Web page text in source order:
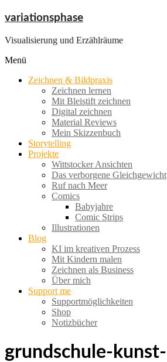
Zum
springen
variationsphase
Visualisierung und Erzählräume
Menü
Zeichnen & Bildpraxis
Zeichnen lernen
Mit Bleistift zeichnen
Digital zeichnen
Material Reviews
Mein Skizzenbuch
Storytelling
Projekte
Wittstocker Ansichten
Das verborgene Gleichgewicht
Ruf nach Meer
Comics
Babyjahre
Comic Strips
Illustrationen
Blog
KI im kreativen Prozess
Mit Kindern malen
Zeichnen als Business
Über mich
Support me
Supportmöglichkeiten
Shop
Notizbücher
grundschule-kunst-